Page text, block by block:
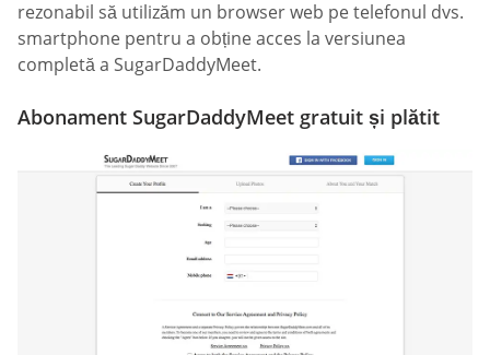
rezonabil să utilizăm un browser web pe telefonul dvs.
smartphone pentru a obține acces la versiunea
completă a SugarDaddyMeet.
Abonament SugarDaddyMeet gratuit și plătit